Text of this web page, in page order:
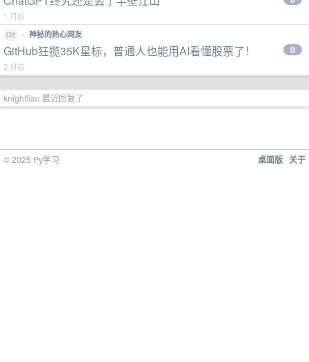
1 月前
Git • 神秘的热心网友
GitHub狂揽35K星标，普通人也能用AI看懂股票了！
2 月前
0
knightliao 最近回复了
桌面版 关于
© 2025 Py学习